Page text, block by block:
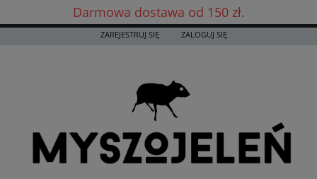
Darmowa dostawa od 150 zł.
Darmowa dostawa już od 150 zł! ✨
ZAREJESTRUJ SIĘ ZALOGUJ SIĘ